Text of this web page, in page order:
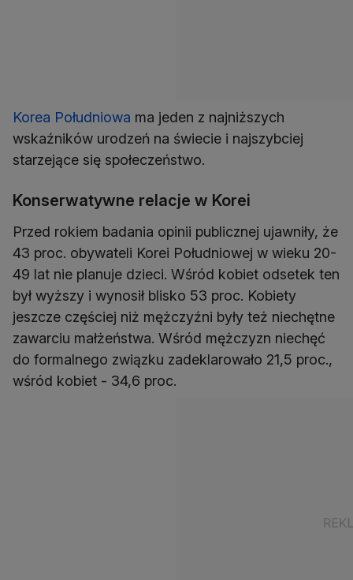
Korea Południowa ma jeden z najniższych
wskaźników urodzeń na świecie i najszybciej
Konserwatywne relacje w Korei
Przed rokiem badania opinii publicznej ujawniły, że
43 proc. obywateli Korei Południowej w wieku 20-
49 lat nie planuje dzieci. Wśród kobiet odsetek ten
był wyższy i wynosił blisko 53 proc. Kobiety
jeszcze częściej niż mężczyźni były też niechętne
zawarciu małżeństwa. Wśród mężczyzn niechęć
do formalnego związku zadeklarowało 21,5 proc.,